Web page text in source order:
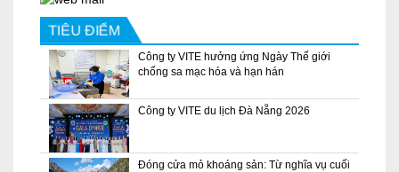
TIÊU ĐIỂM
Công ty VITE hưởng ứng Ngày Thế giới
chống sa mạc hóa và hạn hán
Công ty VITE du lịch Đà Nẵng 2026
Đóng cửa mỏ khoáng sản: Từ nghĩa vụ cuối